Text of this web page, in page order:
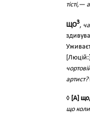
тісті,—
ЩО3,
[Люцій:]
артист?
◊ [А]
що